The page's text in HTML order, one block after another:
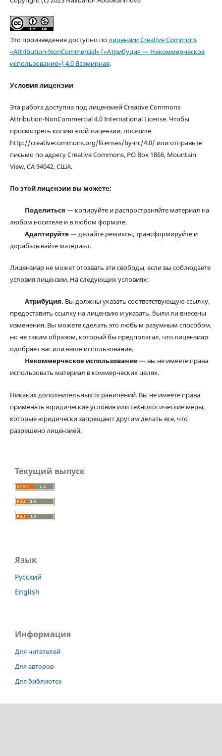
Это произведение доступно полицензии Creative Commons
«Attribution-NonCommercial» («Атрибуция — Некоммерческое
использование») 4.0 Всемирная.
Условия лицензии
Эта работа доступна под лицензией Creative Commons
Attribution-NonCommercial 4.0 International License. Чтобы
просмотреть копию этой лицензии, посетите
http://creativecommons.org/licenses/by-nc/4.0/ или отправьте
письмо по адресу Creative Commons, PO Box 1866, Mountain
View, CA 94042, США.
По этой лицензии вы можете:
Поделиться — копируйте и распространяйте материал на
любом носителе и в любом формате.
Адаптируйте— делайте ремиксы, трансформируйте и
дорабатывайте материал.
Лицензиар не может отозвать эти свободы, если вы соблюдаете
условия лицензии. На следующих условиях:
Атрибуция. Вы должны указать соответствующую ссылку,
предоставить ссылку на лицензию и указать, были ли внесены
изменения. Вы можете сделать это любым разумным способом,
но не таким образом, который бы предполагал, что лицензиар
одобряет вас или ваше использование.
Некоммерческое использование— вы не имеете права
использовать материал в коммерческих целях.
Никаких дополнительных ограничений. Вы не имеете права
применять юридические условия или технологические меры,
которые юридически запрещают другим делать все, что
разрешено лицензией.
Текущий выпуск
Язык
Русский
English
Информация
Для читателей
Для авторов
Для библиотек